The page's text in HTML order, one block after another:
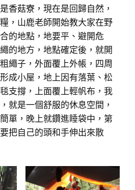
香菇寮，現在是回歸自然，
，山鹿老師開始教大家在野
的地點，地要平、避開危
的地方，地點確定後，就開
繩子，外面覆上外帳，四周
成小屋，地上因有落葉、松
支撐，上面覆上輕帆布，我
就是一個舒服的休息空間，
單，晚上就鑽進睡袋中，第
把自己的頭和手伸出來散